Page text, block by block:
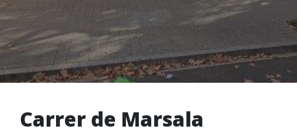
Carrer de Marsala